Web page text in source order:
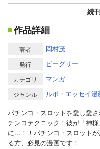
続
作品詳細
著者 岡村茂
発行 ビーグリー
カテゴリ マンガ
ジャンル ルポ・エッセイ漫
パチンコ・スロットを愛し愛
チンコテクニック！彼が「神
に…！！パチンコ・スロット
る方、必見の漫画です！